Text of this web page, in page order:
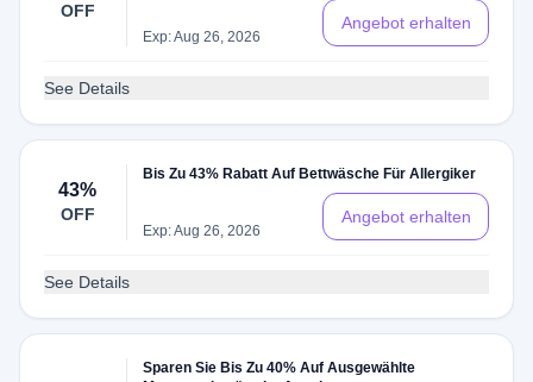
OFF
Exp: Aug 26, 2026
Angebot erhalten
See Details
43%
OFF
Bis Zu 43% Rabatt Auf Bettwäsche Für Allergiker
Exp: Aug 26, 2026
Angebot erhalten
See Details
Sparen Sie Bis Zu 40% Auf Ausgewählte